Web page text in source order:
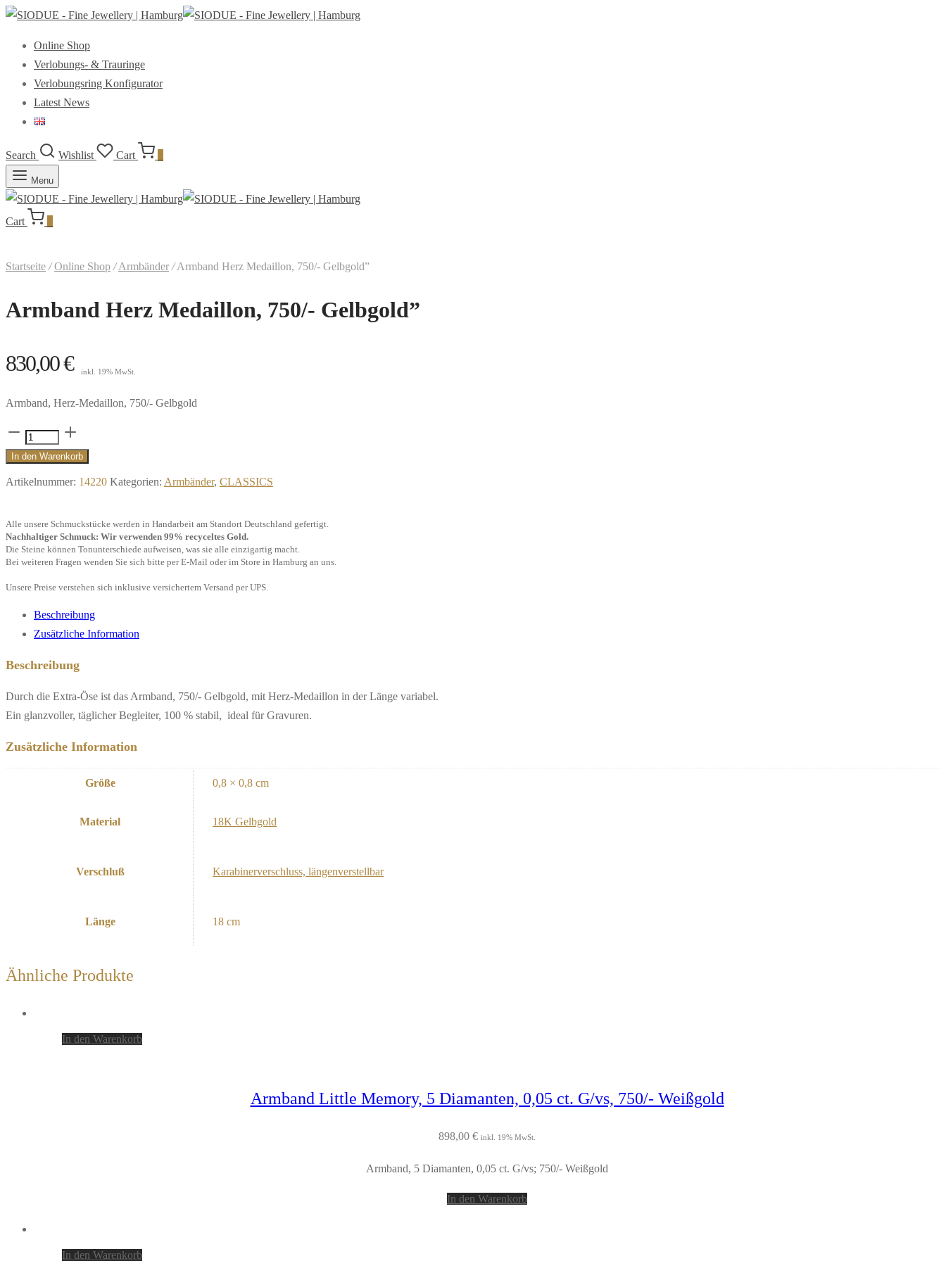
Online Shop
Verlobungs- & Trauringe
Verlobungsring Konfigurator
Latest News
Search Wishlist Cart
Menu
Cart
Startseite / Online Shop / Armbänder /Armband Herz Medaillon, 750/- Gelbgold”
Armband Herz Medaillon, 750/- Gelbgold”
830,00€ inkl. 19% MwSt.
Armband, Herz-Medaillon, 750/- Gelbgold
Armband
Herz
750/-
Menge
In den Warenkorb
Artikelnummer: 14220 Kategorien: Armbänder, CLASSICS
Alle unsere Schmuckstücke werden in Handarbeit am Standort Deutschland gefertigt.
Nachhaltiger Schmuck: Wir verwenden 99% recyceltes Gold.
Die Steine können Tonunterschiede aufweisen, was sie alle einzigartig macht.
Bei weiteren Fragen wenden Sie sich bitte per E-Mail oder im Store in Hamburg an uns.
Unsere Preise verstehen sich inklusive versichertem Versand per UPS.
Beschreibung
Zusätzliche Information
Beschreibung
Durch die Extra-Öse ist das Armband, 750/- Gelbgold, mit Herz-Medaillon in der Länge variabel.
Ein glanzvoller, täglicher Begleiter, 100 % stabil, ideal für Gravuren.
Zusätzliche Information
Größe 0,8 × 0,8 cm
Material 18K Gelbgold
Verschluß Karabinerverschluss, längenverstellbar
Länge 18 cm
Ähnliche Produkte
In den Warenkorb
Armband Little Memory, 5 Diamanten, 0,05 ct. G/vs, 750/- Weißgold
898,00 € inkl. 19% MwSt.
Armband, 5 Diamanten, 0,05 ct. G/vs; 750/- Weißgold
In den Warenkorb
In den Warenkorb